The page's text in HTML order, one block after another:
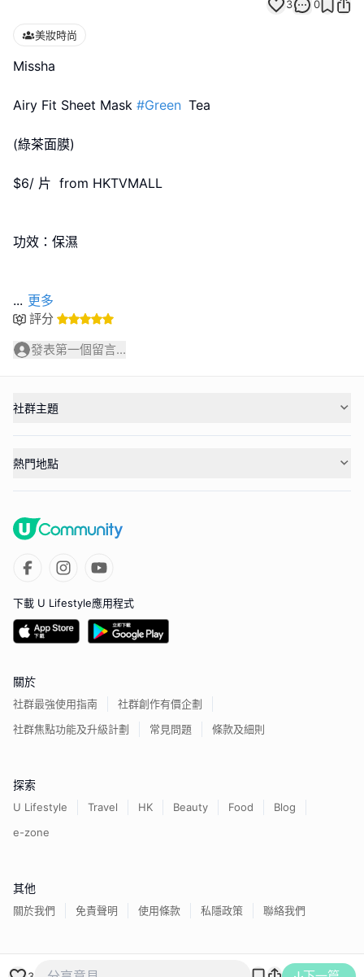
3 0
美妝時尚
Missha
Airy Fit Sheet Mask #Green Tea
(綠茶面膜)
$6/ 片 from HKTVMALL
功效：保濕
... 更多
評分
發表第一個留言...
社群主題
熱門地點
下載 U Lifestyle應用程式
關於
社群最強使用指南
社群創作有價企劃
社群焦點功能及升級計劃
常見問題 條款及細則
探索
U Lifestyle Travel HK Beauty Food
Blog
e-zone
其他
關於我們 免責聲明 使用條款 私隱政策 聯絡我們
香港經濟日報版權所有©